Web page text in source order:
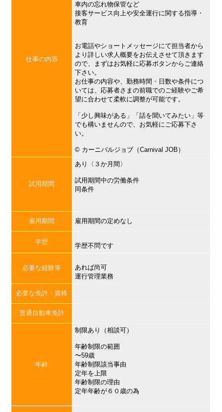
仕事の内容
車内の忘れ物保管など
接客サービス向上や安全運行に関する指導・
教育
お電話やショートメッセージにて担当者から
より詳しい求人概要をお伝えさせて頂きます
ので、まずはお気軽に応募ボタンからご連絡
下さい。
お仕事の内容や、勤務時間・日数や条件につ
いては、応募者さまの前職でのご経験やご希
望に合わせて柔軟に調整が可能です。
「少し興味がある」「話を聞いてみたい」等
でも構いませんので、お気軽にご応募下さ
い。
©︎ カーニバルジョブ（Carnival JOB）
試用期間
あり〈３か月間〉
試用期間中の労働条件
同条件
雇用期間 雇用期間の定めなし
学歴
学歴不問です
必要な経験等
あれば尚可
運行管理業務
必要な免許・資格
普通自動車免許
年齢
制限あり（相談可）
年齢制限の範囲
〜59歳
年齢制限該当事由
定年を上限
年齢制限の理由
定年年齢が６０歳の為